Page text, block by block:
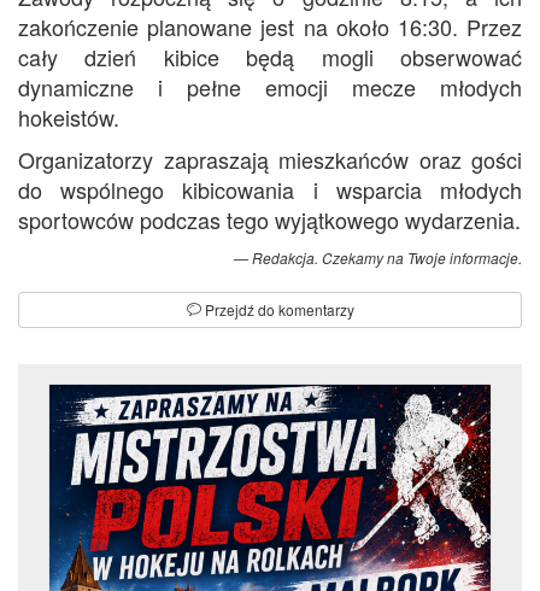
zakończenie planowane jest na około 16:30. Przez
cały dzień kibice będą mogli obserwować
dynamiczne i pełne emocji mecze młodych
hokeistów.
Organizatorzy zapraszają mieszkańców oraz gości
do wspólnego kibicowania i wsparcia młodych
sportowców podczas tego wyjątkowego wydarzenia.
Redakcja. Czekamy na Twoje informacje.
Przejdź do komentarzy